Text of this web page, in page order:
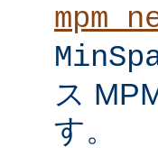
ス
す。